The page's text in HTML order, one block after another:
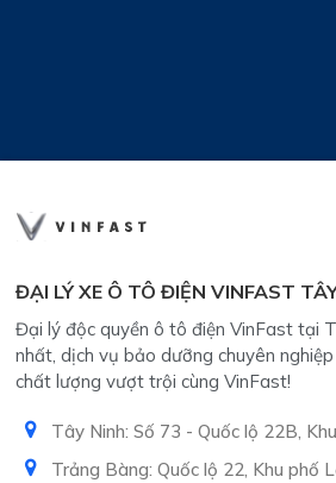
ĐẠI LÝ XE Ô TÔ ĐIỆN VINFAST
Đại lý độc quyền ô tô điện VinFast tại
nhất, dịch vụ bảo dưỡng chuyên
chất lượng vượt trội cùng VinFast!
Tây Ninh: Số 73 - Quốc lộ 22B,
Trảng Bàng: Quốc lộ 22, Khu phố